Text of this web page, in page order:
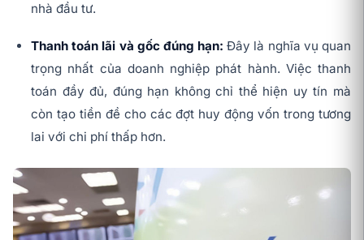
nhà đầu tư.
Thanh toán lãi và gốc đúng hạn:Đây là nghĩa vụ quan
trọng nhất của doanh nghiệp phát hành. Việc thanh
toán đầy đủ, đúng hạn không chỉ thể hiện uy tín mà
còn tạo tiền đề cho các đợt huy động vốn trong tương
lai với chi phí thấp hơn.